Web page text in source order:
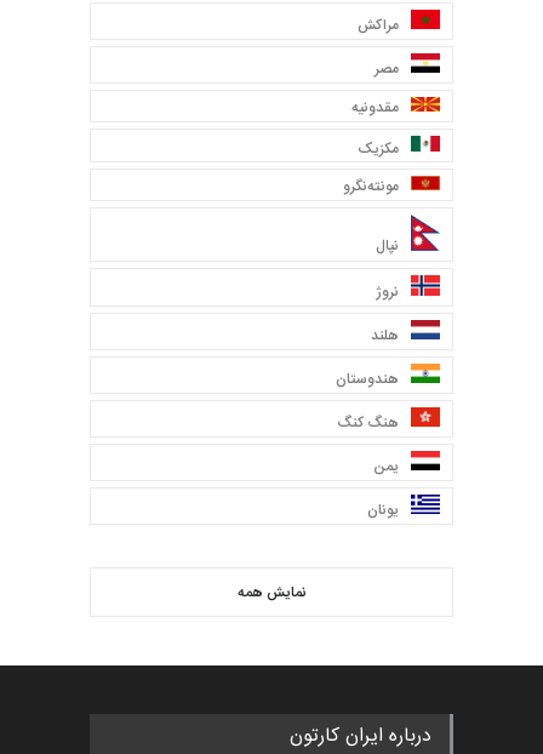
مراکش
مصر
مقدونیه
مکزیک
مونته‌نگرو
نپال
نروژ
هلند
هندوستان
هنگ کنگ
یمن
یونان
نمایش همه
درباره ایران کارتون